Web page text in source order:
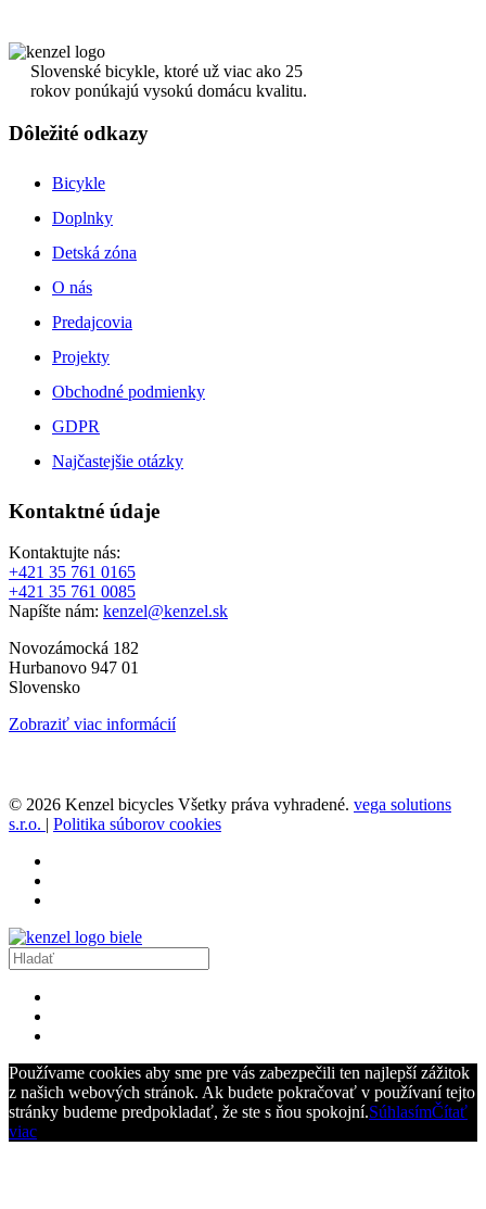
Slovenské bicykle, ktoré už viac ako 25
rokov ponúkajú vysokú domácu kvalitu.
Dôležité odkazy
Bicykle
Doplnky
Detská zóna
O nás
Predajcovia
Projekty
Obchodné podmienky
GDPR
Najčastejšie otázky
Kontaktné údaje
Kontaktujte nás:
+421 35 761 0165
+421 35 761 0085
Napíšte nám: kenzel@kenzel.sk
Novozámocká 182
Hurbanovo 947 01
Slovensko
Zobraziť viac informácií
© 2026 Kenzel bicycles Všetky práva vyhradené. vega solutions
s.r.o. | Politika súborov cookies
Používame cookies aby sme pre vás zabezpečili ten najlepší zážitok
z našich webových stránok. Ak budete pokračovať v používaní tejto
stránky budeme predpokladať, že ste s ňou spokojní.SúhlasímČítať
viac